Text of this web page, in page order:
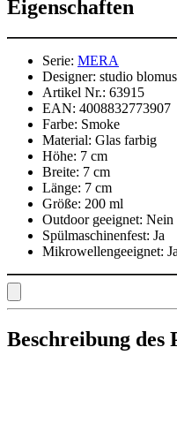
Eigenschaften
Serie: MERA
Designer: studio blomus
Artikel Nr.: 63915
EAN: 4008832773907
Farbe: Smoke
Material: Glas farbig
Höhe: 7 cm
Breite: 7 cm
Länge: 7 cm
Größe: 200 ml
Outdoor geeignet: Nein
Spülmaschinenfest: Ja
Mikrowellengeeignet: Ja
Beschreibung des